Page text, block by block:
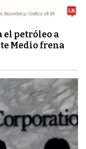
el petróleo a
Medio frena